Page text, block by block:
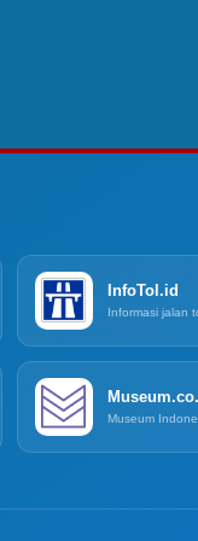
InfoTol.id
Informasi jalan
Museum